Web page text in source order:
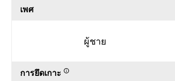
เพศ
ผู้ชาย
การยึดเกาะ